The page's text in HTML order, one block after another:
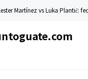
Martínez vs Luka Plantić: